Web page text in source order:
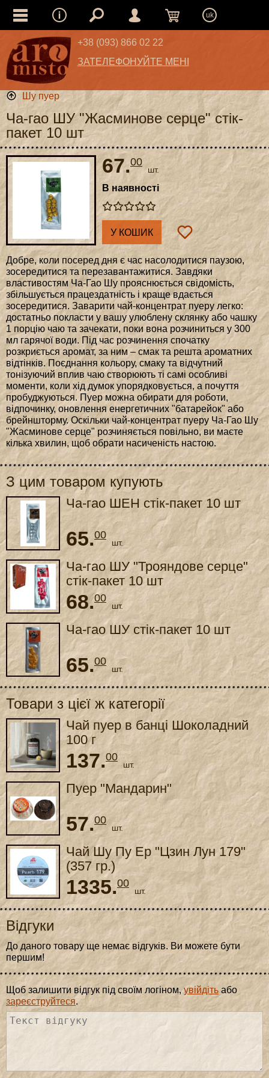
uk
+38 (093) 866 02 22
ЗАТЕЛЕФОНУЙТЕ МЕНІ
Шу пуер
Ча-гао ШУ "Жасминове серце" стік-
пакет 10 шт
67.00
шт.
В наявності
У КОШИК
Добре, коли посеред дня є час насолодитися паузою,
зосередитися та перезавантажитися. Завдяки
властивостям Ча-Гао Шу прояснюється свідомість,
збільшується працездатність і краще вдається
зосередитися. Заварити чай-концентрат пуеру легко:
достатньо покласти у вашу улюблену склянку або чашку
1 порцію чаю та зачекати, поки вона розчиниться у 300
мл гарячої води. Під час розчинення спочатку
розкриється аромат, за ним – смак та решта ароматних
відтінків. Поєднання кольору, смаку та відчутний
тонізуючий вплив чаю створюють ті самі особливі
моменти, коли хід думок упорядковується, а почуття
пробуджуються. Пуер можна обирати для роботи,
відпочинку, оновлення енергетичних "батарейок" або
брейншторму. Оскільки чай-концентрат пуеру Ча-Гао Шу
"Жасминове серце" розчиняється повільно, ви маєте
кілька хвилин, щоб обрати насиченість настою.
З цим товаром купують
Ча-гао ШЕН стік-пакет 10 шт
65.00
шт.
Ча-гао ШУ "Трояндове серце"
стік-пакет 10 шт
68.00
шт.
Ча-гао ШУ стік-пакет 10 шт
65.00
шт.
Товари з цієї ж категорії
Чай пуер в банці Шоколадний
100 г
137.00
шт.
Пуер "Мандарин"
57.00
шт.
Чай Шу Пу Ер "Цзин Лун 179"
(357 гр.)
1335.00
шт.
Відгуки
До даного товару ще немає відгуків. Ви можете бути
першим!
Щоб залишити відгук під своїм логіном,увійдіть або
зареєструйтеся.